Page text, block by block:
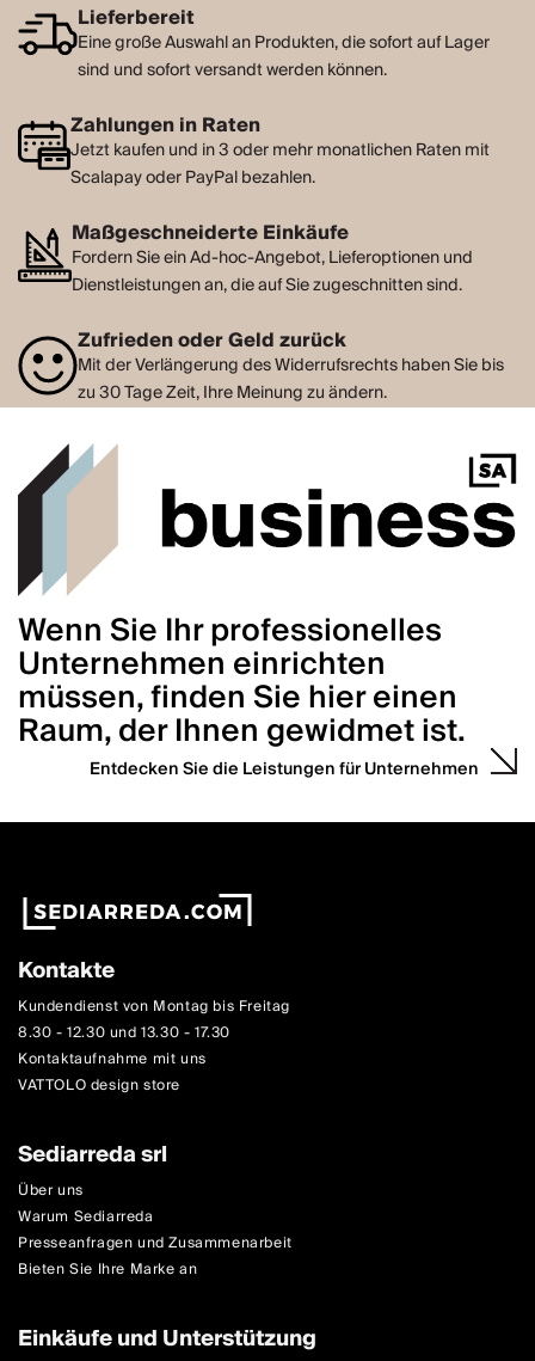
Lieferbereit
Eine große Auswahl an Produkten, die sofort auf Lager
sind und sofort versandt werden können.
Zahlungen in Raten
Jetzt kaufen und in 3 oder mehr monatlichen Raten mit
Scalapay oder PayPal bezahlen.
Maßgeschneiderte Einkäufe
Fordern Sie ein Ad-hoc-Angebot, Lieferoptionen und
Dienstleistungen an, die auf Sie zugeschnitten sind.
Zufrieden oder Geld zurück
Mit der Verlängerung des Widerrufsrechts haben Sie bis
zu 30 Tage Zeit, Ihre Meinung zu ändern.
Wenn Sie Ihr professionelles
Unternehmen einrichten
müssen, finden Sie hier einen
Raum, der Ihnen gewidmet ist.
Entdecken Sie die Leistungen für Unternehmen
Kontakte
Kundendienst von Montag bis Freitag
8.30 - 12.30 und 13.30 - 17.30
Kontaktaufnahme mit uns
VATTOLO design store
Sediarreda srl
Über uns
Warum Sediarreda
Presseanfragen und Zusammenarbeit
Bieten Sie Ihre Marke an
Einkäufe und Unterstützung